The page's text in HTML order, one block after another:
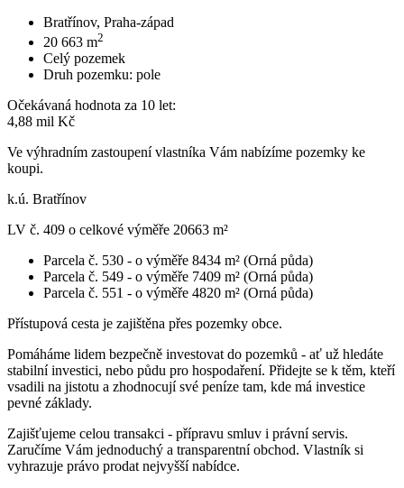
Bratřínov, Praha-západ
20 663 m2
Celý pozemek
Druh pozemku: pole
Očekávaná hodnota za 10 let:
4,88 mil Kč
Ve výhradním zastoupení vlastníka Vám nabízíme pozemky ke
koupi.
k.ú. Bratřínov
LV č. 409 o celkové výměře 20663 m²
Parcela č. 530 - o výměře 8434 m² (Orná půda)
Parcela č. 549 - o výměře 7409 m² (Orná půda)
Parcela č. 551 - o výměře 4820 m² (Orná půda)
Přístupová cesta je zajištěna přes pozemky obce.
Pomáháme lidem bezpečně investovat do pozemků - ať už hledáte
stabilní investici, nebo půdu pro hospodaření. Přidejte se k těm, kteří
vsadili na jistotu a zhodnocují své peníze tam, kde má investice
pevné základy.
Zajišťujeme celou transakci - přípravu smluv i právní servis.
Zaručíme Vám jednoduchý a transparentní obchod. Vlastník si
vyhrazuje právo prodat nejvyšší nabídce.